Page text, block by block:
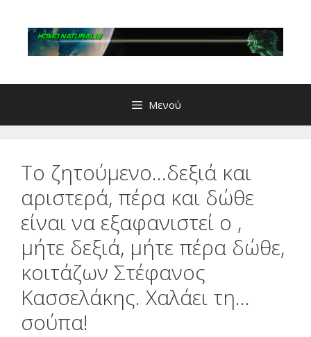
περιεχόμενο
Μενού
Το ζητούμενο…δεξιά και
αριστερά, πέρα και δώθε
είναι να εξαφανιστεί ο ,
μήτε δεξιά, μήτε πέρα δώθε,
κοιτάζων Στέφανος
Κασσελάκης. Χαλάει τη…
σούπα!